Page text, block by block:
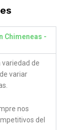
Chimeneas -
de
variar
nos
del